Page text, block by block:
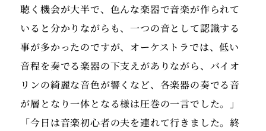
聴く機会が大半で、色んな楽器で音楽が作られて
いると分かりながらも、一つの音として認識する
事が多かったのですが、オーケストラでは、低い
音程を奏でる楽器の下支えがありながら、バイオ
リンの綺麗な音色が響くなど、各楽器の奏でる音
が層となり一体となる様は圧巻の一言でした。」
「今日は音楽初心者の夫を連れて行きました。終